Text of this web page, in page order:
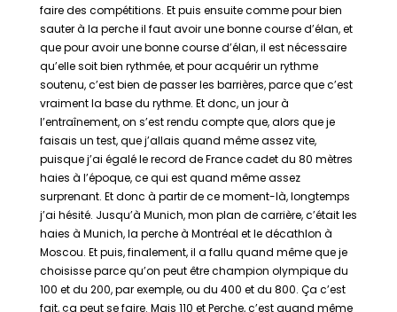
faire des compétitions. Et puis ensuite comme pour bien
sauter à la perche il faut avoir une bonne course d’élan, et
que pour avoir une bonne course d’élan, il est nécessaire
qu’elle soit bien rythmée, et pour acquérir un rythme
soutenu, c’est bien de passer les barrières, parce que c’est
vraiment la base du rythme. Et donc, un jour à
l’entraînement, on s’est rendu compte que, alors que je
faisais un test, que j’allais quand même assez vite,
puisque j’ai égalé le record de France cadet du 80 mètres
haies à l’époque, ce qui est quand même assez
surprenant. Et donc à partir de ce moment-là, longtemps
j’ai hésité. Jusqu’à Munich, mon plan de carrière, c’était les
haies à Munich, la perche à Montréal et le décathlon à
Moscou. Et puis, finalement, il a fallu quand même que je
choisisse parce qu’on peut être champion olympique du
100 et du 200, par exemple, ou du 400 et du 800. Ça c’est
fait, ça peut se faire. Mais 110 et Perche, c’est quand même